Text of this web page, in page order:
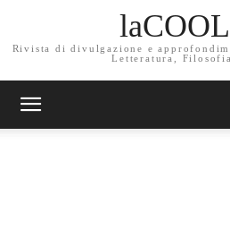
Rivista di divulgazione e
Letteratura,